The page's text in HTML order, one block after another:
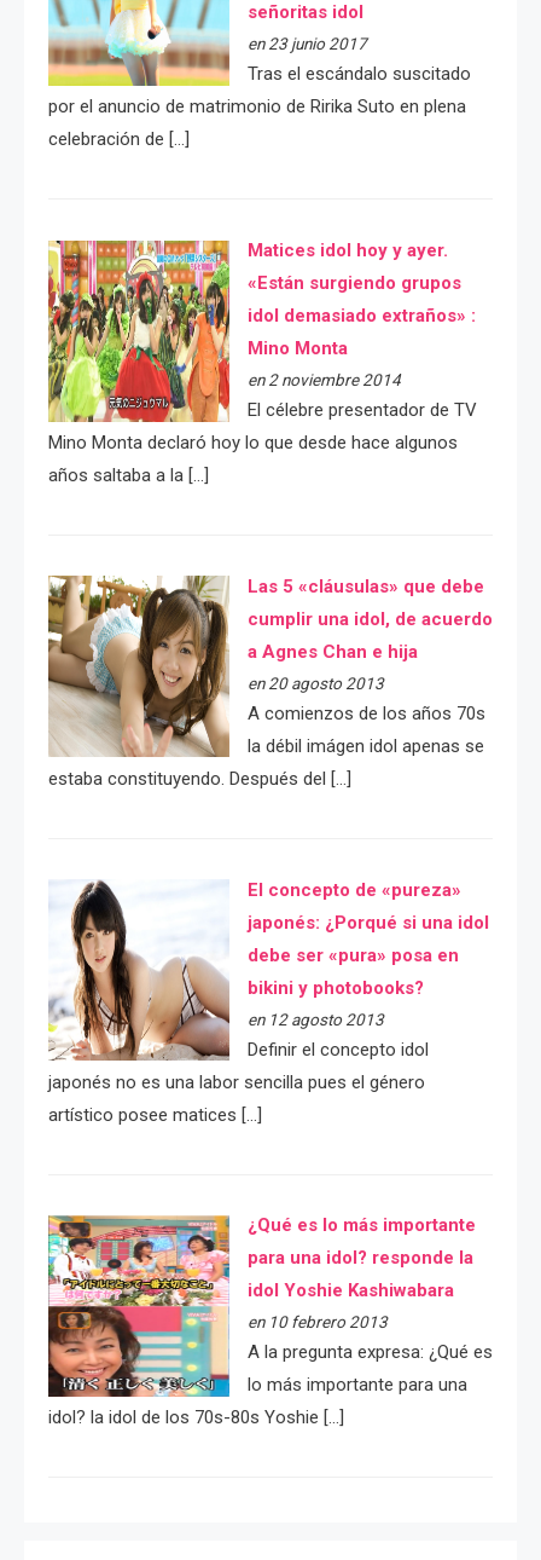
señoritas idol
en 23 junio 2017
Tras el escándalo suscitado
por el anuncio de matrimonio de Ririka Suto en plena
celebración de […]
Matices idol hoy y ayer.
«Están surgiendo grupos
idol demasiado extraños» :
Mino Monta
en 2 noviembre 2014
El célebre presentador de TV
Mino Monta declaró hoy lo que desde hace algunos
años saltaba a la […]
Las 5 «cláusulas» que debe
cumplir una idol, de acuerdo
a Agnes Chan e hija
en 20 agosto 2013
A comienzos de los años 70s
la débil imágen idol apenas se
estaba constituyendo. Después del […]
El concepto de «pureza»
japonés: ¿Porqué si una idol
debe ser «pura» posa en
bikini y photobooks?
en 12 agosto 2013
Definir el concepto idol
japonés no es una labor sencilla pues el género
artístico posee matices […]
¿Qué es lo más importante
para una idol? responde la
idol Yoshie Kashiwabara
en 10 febrero 2013
A la pregunta expresa: ¿Qué es
lo más importante para una
idol? la idol de los 70s-80s Yoshie […]